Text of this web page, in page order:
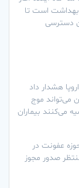
بهداشت است تا
دسترسی
هشدار داد
می‌تواند موج
می‌کنند بیماران
عفونت در
منتظر صدور مجوز